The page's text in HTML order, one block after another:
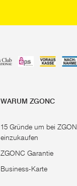
WARUM ZGONC
15 Gründe um bei
einzukaufen
ZGONC Garantie
Business-Karte